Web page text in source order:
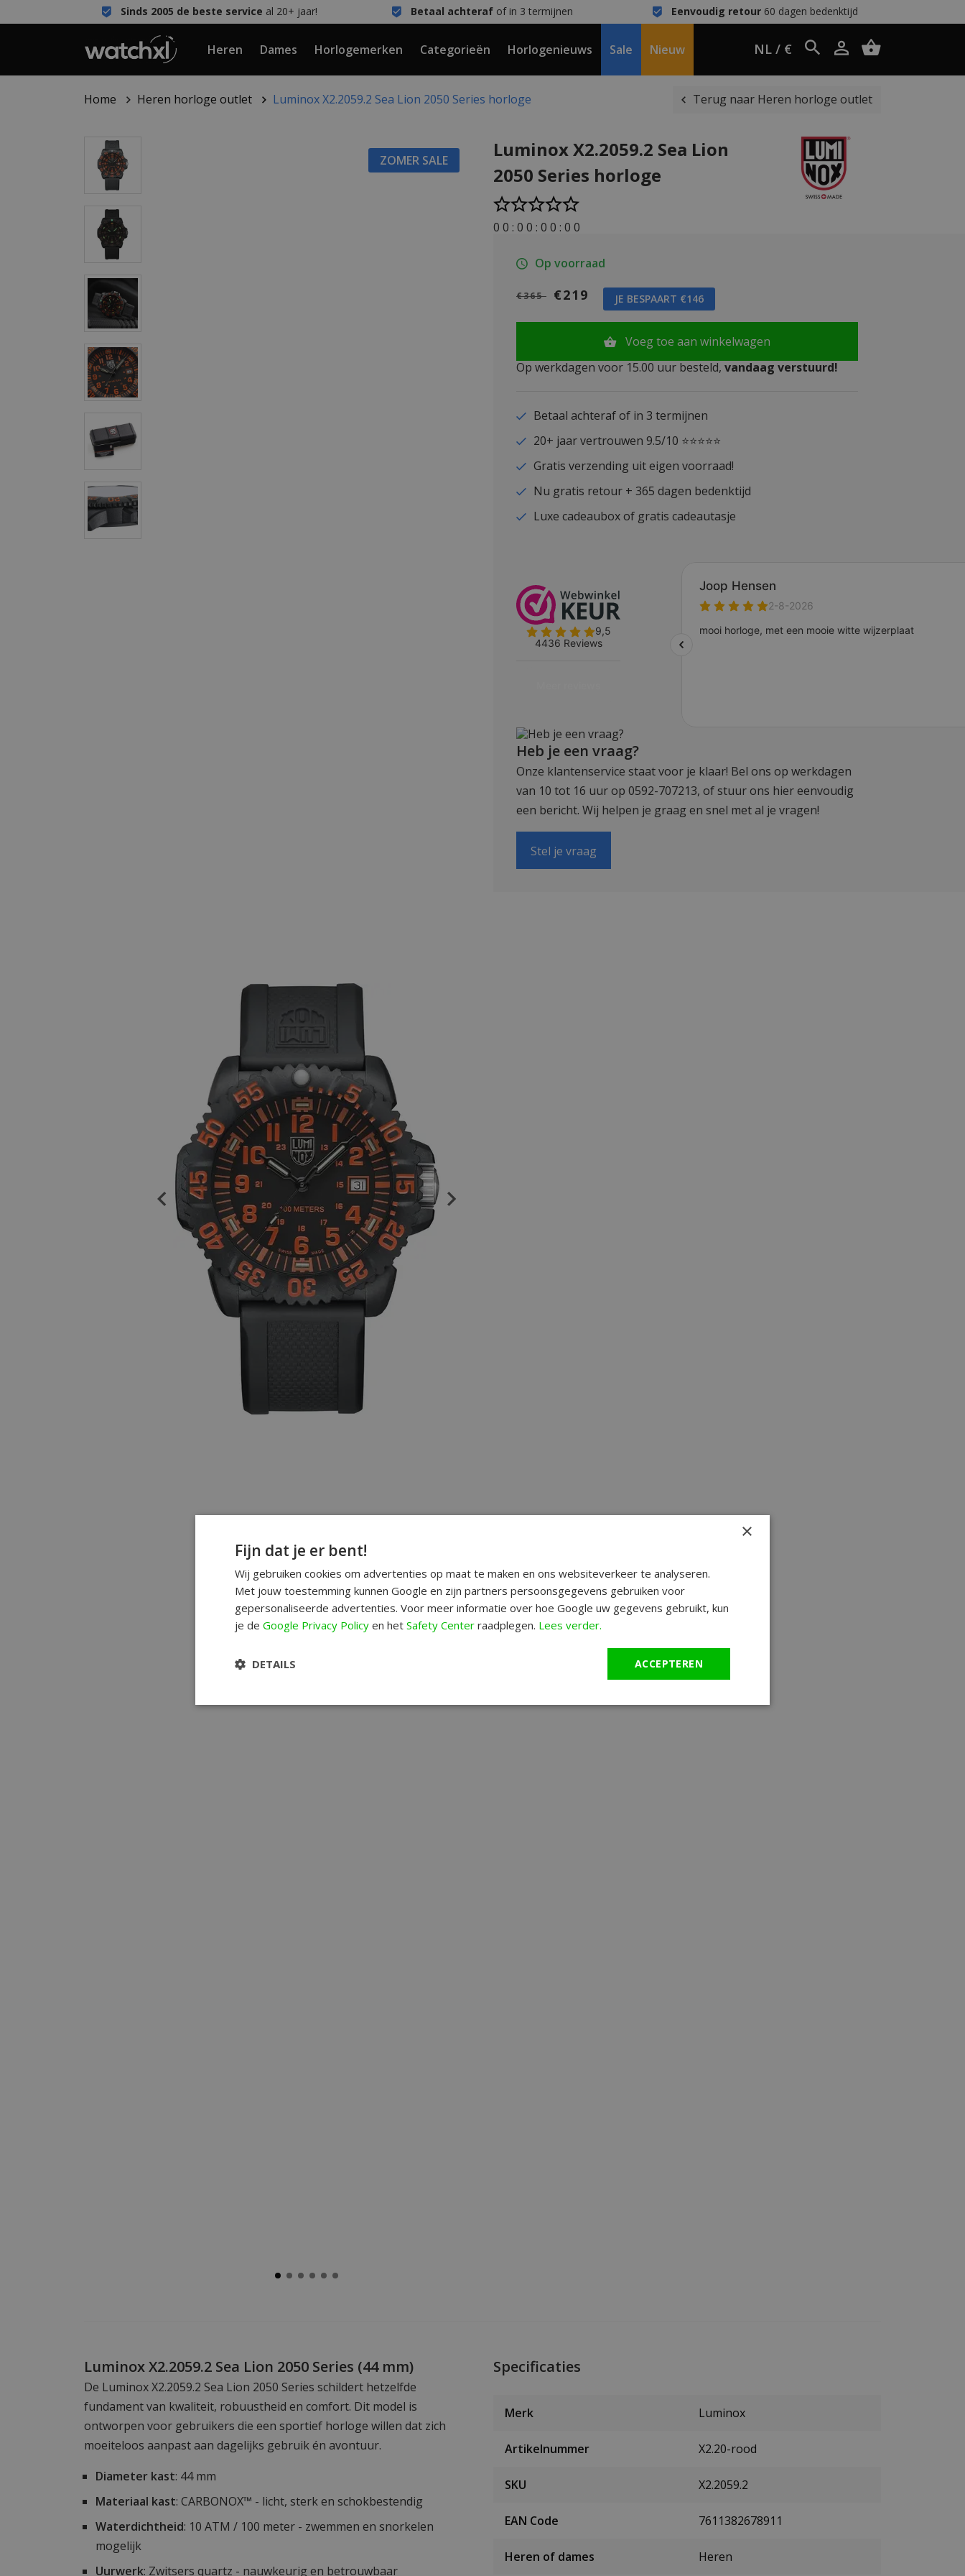
Sinds 2005 de beste service al 20+ jaar! Betaal achterafof in 3 termijnen Eenvoudig retour60 dagen bedenktijd
Heren Dames Horlogemerken Categorieën Horlogenieuws Sale Nieuw NL / €
Home Heren horloge outlet Luminox X2.2059.2 Sea Lion 2050 Series horloge Terug naar Heren horloge outlet
ZOMER SALE
Luminox X2.2059.2 Sea Lion
2050 Series horloge
0 0 : 0 0 : 0 0 : 0 0
Op voorraad
€365 €219 JE BESPAART €146
Voeg toe aan winkelwagen
Op werkdagen voor 15.00 uur besteld, vandaag verstuurd!
Betaal achteraf of in 3 termijnen
20+ jaar vertrouwen 9.5/10 ⭐⭐⭐⭐⭐
Gratis verzending uit eigen voorraad!
Nu gratis retour + 365 dagen bedenktijd
Luxe cadeaubox of gratis cadeautasje
Heb je een vraag?
Onze klantenservice staat voor je klaar! Bel ons op werkdagen
van 10 tot 16 uur op 0592-707213, of stuur ons hier eenvoudig
een bericht. Wij helpen je graag en snel met al je vragen!
Stel je vraag
Luminox X2.2059.2 Sea Lion 2050 Series (44 mm)
De Luminox X2.2059.2 Sea Lion 2050 Series schildert hetzelfde
fundament van kwaliteit, robuustheid en comfort. Dit model is
ontworpen voor gebruikers die een sportief horloge willen dat zich
moeiteloos aanpast aan dagelijks gebruik én avontuur.
Diameter kast: 44 mm
Materiaal kast: CARBONOX™ - licht, sterk en schokbestendig
Waterdichtheid: 10 ATM / 100 meter - zwemmen en snorkelen
mogelijk
Uurwerk: Zwitsers quartz - nauwkeurig en betrouwbaar
Specificaties
Merk Luminox
Artikelnummer X2.20-rood
SKU X2.2059.2
EAN Code 7611382678911
Heren of dames Heren
×
Fijn dat je er bent!
Wij gebruiken cookies om advertenties op maat te maken en ons websiteverkeer te analyseren.
Met jouw toestemming kunnen Google en zijn partners persoonsgegevens gebruiken voor
gepersonaliseerde advertenties. Voor meer informatie over hoe Google uw gegevens gebruikt, kun
je de Google Privacy Policy en het Safety Center raadplegen. Lees verder.
ACCEPTEREN
DETAILS